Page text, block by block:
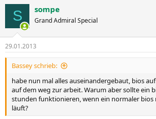
S sompe
Grand Admiral Special
29.01.2013
Bassey schrieb:
habe nun mal alles auseinandergebaut, bios
auf dem weg zur arbeit. Warum aber sollte ein
stunden funktionieren, wenn ein normaler bios
läuft?